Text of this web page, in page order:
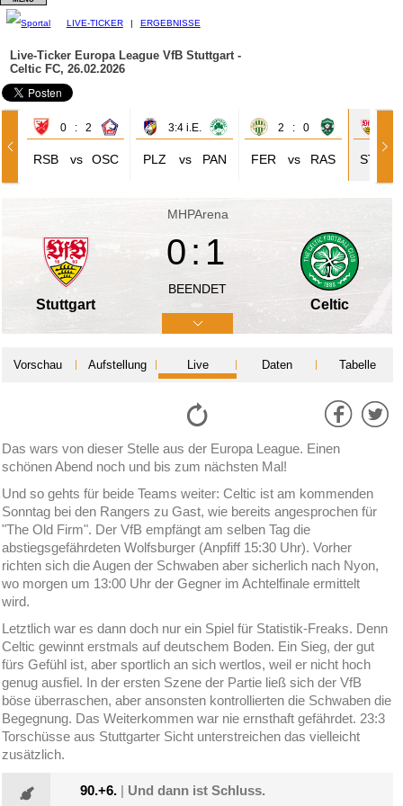
LIVE-TICKER | ERGEBNISSE
Live-Ticker Europa League VfB Stuttgart -
Celtic FC, 26.02.2026
0 : 2
RSB vs OSC
3:4 i.E.
PLZ vs PAN
2 : 0
FER vs RAS STU
MHPArena
Stuttgart
0:1
BEENDET
Celtic
Vorschau Aufstellung Live Daten Tabelle
Das wars von dieser Stelle aus der Europa League. Einen
schönen Abend noch und bis zum nächsten Mal!
Und so gehts für beide Teams weiter: Celtic ist am kommenden
Sonntag bei den Rangers zu Gast, wie bereits angesprochen für
"The Old Firm". Der VfB empfängt am selben Tag die
abstiegsgefährdeten Wolfsburger (Anpfiff 15:30 Uhr). Vorher
richten sich die Augen der Schwaben aber sicherlich nach Nyon,
wo morgen um 13:00 Uhr der Gegner im Achtelfinale ermittelt
wird.
Letztlich war es dann doch nur ein Spiel für Statistik-Freaks. Denn
Celtic gewinnt erstmals auf deutschem Boden. Ein Sieg, der gut
fürs Gefühl ist, aber sportlich an sich wertlos, weil er nicht hoch
genug ausfiel. In der ersten Szene der Partie ließ sich der VfB
böse überraschen, aber ansonsten kontrollierten die Schwaben die
Begegnung. Das Weiterkommen war nie ernsthaft gefährdet. 23:3
Torschüsse aus Stuttgarter Sicht unterstreichen das vielleicht
zusätzlich.
90.+6. | Und dann ist Schluss.